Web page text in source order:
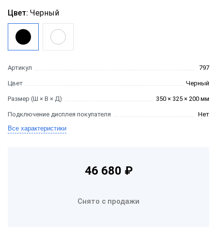
Цвет: Черный
Артикул 797
Цвет Черный
Размер (Ш × В × Д) 350 × 325 × 200 мм
Подключение дисплея покупателя
Нет
Все характеристики
46 680 ₽
Снято с продажи